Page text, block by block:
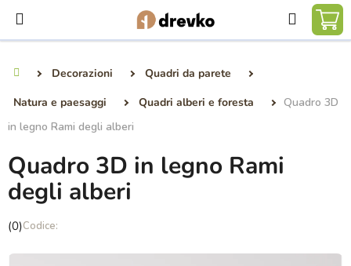
contenuto
Ricerca
Decorazioni
Quadri da parete
Natura e paesaggi
Quadri alberi e foresta
Quadro 3D
in legno Rami degli alberi
Quadro 3D in legno Rami
degli alberi
La
media
(0)